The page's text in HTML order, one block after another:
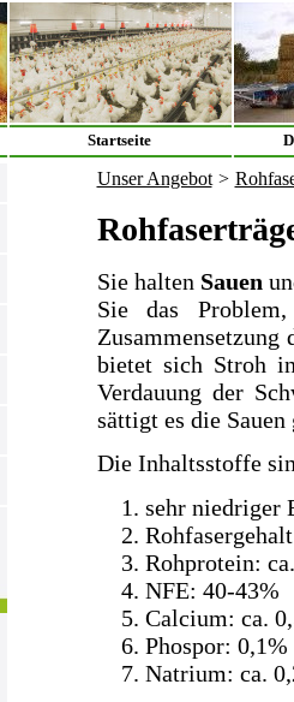
Startseite
Unser Angebot >
Sie halten Sauen
Sie das
bietet sich Stroh
Verdauung der
sättigt es die Sauen
Die Inhaltsstoffe
sehr niedriger
Rohprotein:
NFE: 40-43%
Calcium: ca.
Phospor: 0,1%
Natrium: ca.